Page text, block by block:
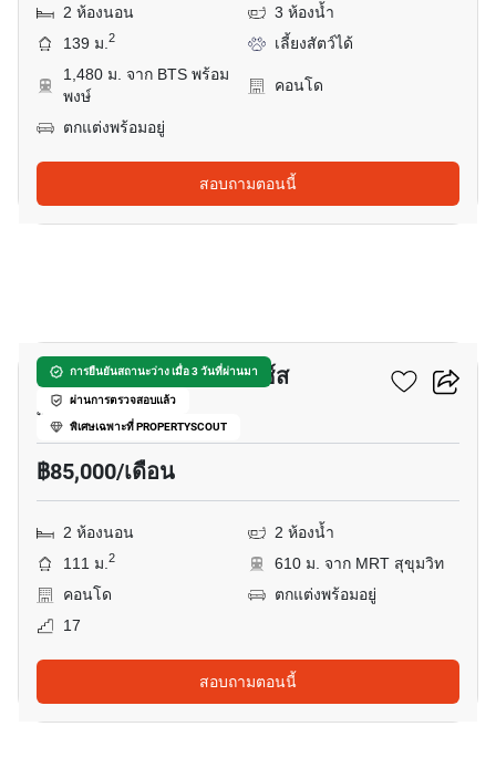
2 ห้องนอน
3 ห้องน้ำ
139 ม.2
เลี้ยงสัตว์ได้
1,480 ม. จาก BTS พร้อม
พงษ์
คอนโด
ตกแต่งพร้อมอยู่
สอบถามตอนนี้
การยืนยันสถานะว่าง เมื่อ 3 วันที่ผ่านมา
ผ่านการตรวจสอบแล้ว
พิเศษเฉพาะที่ PROPERTYSCOUT
รอย์ช ไพรเวท เรสซิเดนซ์ส
พร้อมพงษ์, กรุงเทพ
฿85,000/เดือน
2 ห้องนอน
2 ห้องน้ำ
111 ม.2
610 ม. จาก MRT สุขุมวิท
คอนโด
ตกแต่งพร้อมอยู่
17
สอบถามตอนนี้